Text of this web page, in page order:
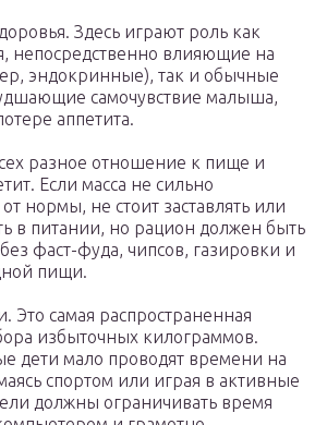
Здесь играют роль как
непосредственно влияющие на
эндокринные), так и обычные
самочувствие малыша,
аппетита.
разное отношение к пище и
Если масса не сильно
от нормы, не стоит заставлять или
в питании, но рацион должен быть
фаст-фуда, чипсов, газировки и
пищи.
Это самая распространенная
избыточных килограммов.
дети мало проводят времени на
спортом или играя в активные
должны ограничивать время